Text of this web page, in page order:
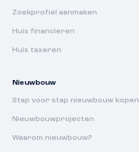
Zoekprofiel aanmaken
Huis financieren
Huis taxeren
Nieuwbouw
Stap voor stap nieuwbouw kopen
Nieuwbouwprojecten
Waarom nieuwbouw?